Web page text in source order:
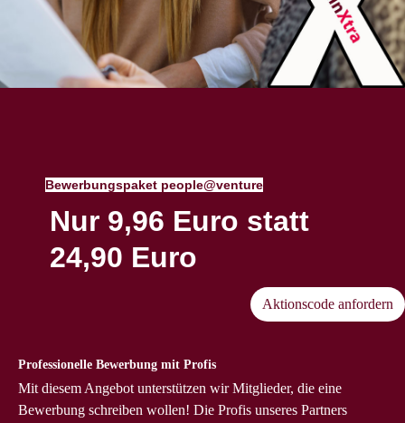
Bewerbungspaket people@venture
Nur 9,96 Euro statt
24,90 Euro
Aktionscode anfordern
Professionelle Bewerbung mit Profis
Mit diesem Angebot unterstützen wir Mitglieder, die eine
Bewerbung schreiben wollen! Die Profis unseres Partners